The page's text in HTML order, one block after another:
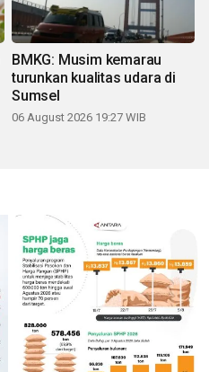
BMKG: Musim kemarau
turunkan kualitas udara di
Sumsel
06 August 2026 19:27 WIB